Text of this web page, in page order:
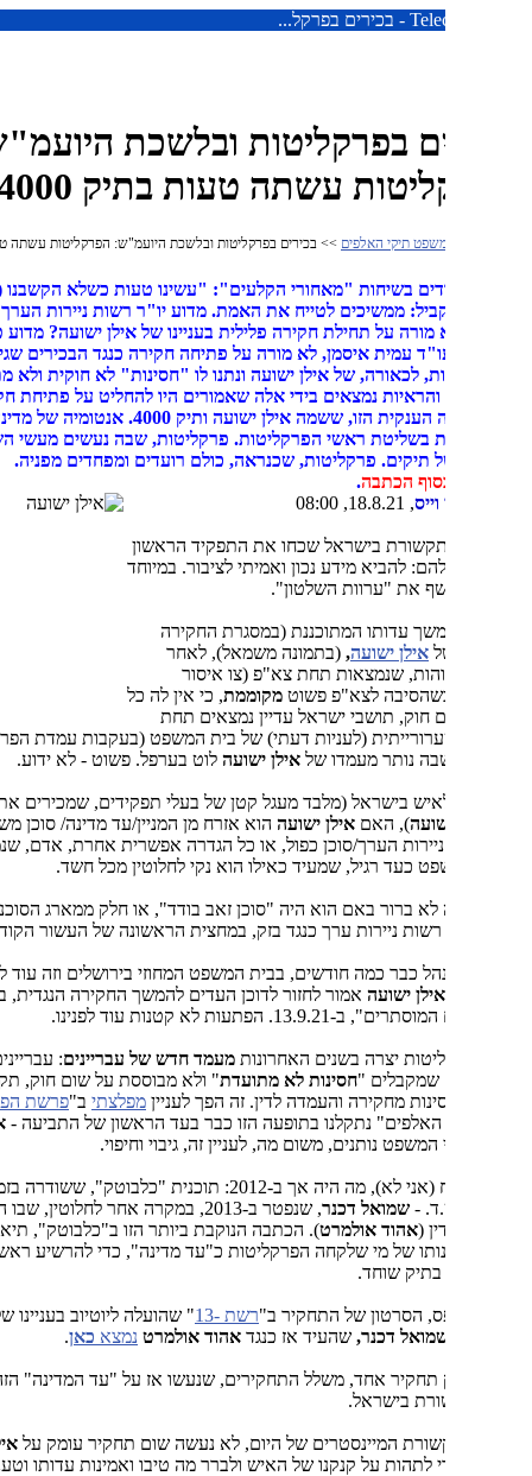
בפרקליטות ובלשכת היועמ"ש:
עשתה טעות בתיק 4000!
תיקי האלפים>> בכירים בפרקליטות ובלשכת היועמ"ש: הפרקליטות עשתה טעות בתיק
בשיחות "מאחורי הקלעים": "עשינו טעות כשלא הקשבנו (בזמן) לאבי
ממשיכים לטייח את האמת. מדוע יו"ר רשות ניירות הערך - ענת
מורה על תחילת חקירה פלילית בעניינו של אילן ישועה? מדוע פרקליט
עמית איסמן, לא מורה על פתיחה חקירה כנגד הבכירים שגיבו וחיפו
לכאורה, של אילן ישועה ונתנו לו "חסינות" לא חוקית ולא מתועדת? כל
נמצאים בידי אלה שאמורים היו להחליט על פתיחת חקירה
בשערורייה הענקית הזו, ששמה אילן ישועה ותיק 4000. אנטומיה של מדינה
בשליטת ראשי הפרקליטות. פרקליטות, שבה נעשים מעשי השמדה
תיקים. פרקליטות, שכנראה, כולם רועדים ומפחדים מפניה.
.
בישראל שכחו את התפקיד הראשון
להביא מידע נכון ואמיתי לציבור. במיוחד
את "ערוות השלטון".
עדותו המתוכננת (במסגרת החקירה
אילן ישועה,(בתמונה משמאל), לאחר
שנמצאות תחת צא"פ (צו איסור
לצא"פ פשוטמקוממת, כי אין לה כל
חוק, תושבי ישראל עדיין נמצאים תחת
(לעניות דעתי) של בית המשפט (בעקבות עמדת הפרקליטות),
נותר מעמדו שלאילן ישועהלוט בערפל. פשוט - לא ידוע.
בישראל (מלבד מעגל קטן של בעלי תפקידים, שמכירים את הסודות
), האםאילן ישועההוא אזרח מן המניין/עד מדינה/ סוכן משטרתי/סוכן
הערך/סוכן כפול, או כל הגדרה אפשרית אחרת, אדם, שנמצא כרגע
כעד רגיל, שמעיד כאילו הוא נקי לחלוטין מכל חשד.
לא ברור באם הוא היה "סוכן זאב בודד", או חלק ממארג הסוכנים
ניירות ערך כנגד בזק, במחצית הראשונה של העשור הקודם.
כבר כמה חודשים, בבית המשפט המחוזי בירושלים וזה עוד לא נגמר.
אמור לחזור לדוכן העדים להמשך החקירה הנגדית, בדגש על
הפתעות לא קטנות עוד לפנינו.
יצרה בשנים האחרונותמעמד חדש של עבריינים: עבריינים
חסינות לא מתועדת " ולא מבוססת על שום חוק, תקנה או
מחקירה והעמדה לדין. זה הפך לענייןמפלצתיב"פרשת הפדופילים",
נתקלנו בתופעה הזו כבר בעד הראשון של התביעה -אילן ישועה.
נותנים, משום מה, לעניין זה, גיבוי וחיפוי.
למי ששכח (אני לא), מה היה אך ב-2012: תוכנית "כלבוטק", ששודרה בזמנו על עד
שמואל דכנר
, שנפטר ב-2013, במקרה אחר לחלוטין, שבו הועמד ראש
אהוד אולמרט). הכתבה הנוקבת ביותר הזו ב"כלבוטק", תיארה את
של מי שלקחה הפרקליטות כ"עד מדינה", כדי להרשיע ראש ממשלה
שוחד.
הסרטון של התחקיר ב"רשת -13
" שהועלה ליוטיוב בעניינו של "עד
דכנר,שהעיד אז כנגדאהוד אולמרט נמצאכאן.
תחקיר אחד, משלל התחקירים, שנעשו אז על "עד המדינה" הזה, ע"י רוב
בישראל.
המיינסטרים של היום, לא נעשה שום תחקיר עומק עלאילן
לתהות על קנקנו של האיש ולברר מה טיבו ואמינות עדותו וטענותיו?